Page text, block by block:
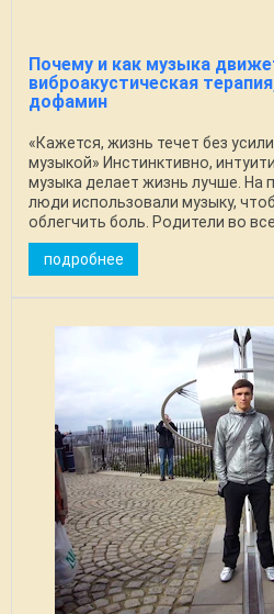
Почему и как музыка
виброакустическая
дофамин
«Кажется, жизнь течет без
музыкой» Инстинктивно,
музыка делает жизнь лучше. На
люди использовали музыку,
облегчить боль. Родители во
подробнее